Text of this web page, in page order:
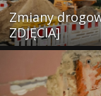
Zmiany
ZDJĘCIA]